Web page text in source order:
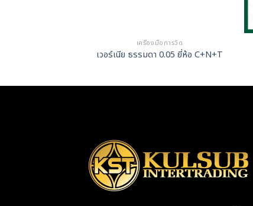
เครื่องมือการวัด
เวอร์เนีย ธรรมดา 0.05 ยี่ห้อ C+N+T